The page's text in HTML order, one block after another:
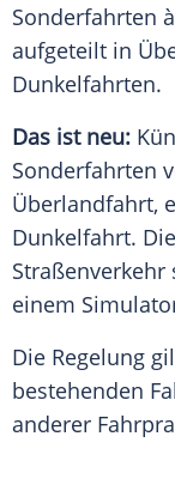
Sonderfahrten
aufgeteilt in
Dunkelfahrten.
Das ist neu:
Sonderfahrten
Überlandfahrt,
Dunkelfahrt.
einem
Die Regelung
bestehenden
anderer